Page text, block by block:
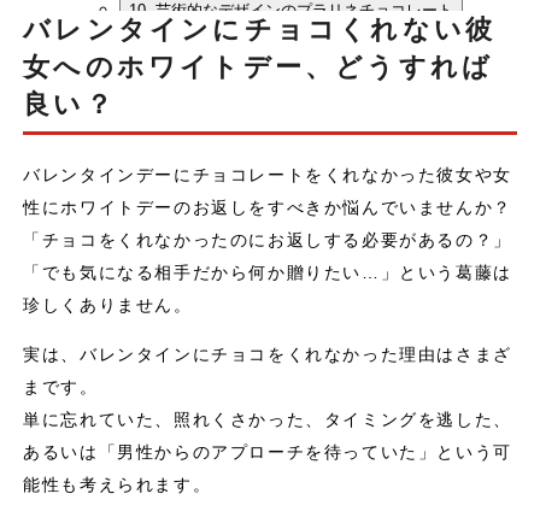
10. 芸術的なデザインのプラリネチョコレート
まとめ：チョコくれない彼女へのホワイトデーギフトで関係
を深めよう
バレンタインにチョコくれない彼
女へのホワイトデー、どうすれば
良い？
バレンタインデーにチョコレートをくれなかった彼女や女
性にホワイトデーのお返しをすべきか悩んでいませんか？
「チョコをくれなかったのにお返しする必要があるの？」
「でも気になる相手だから何か贈りたい…」という葛藤は
珍しくありません。
実は、バレンタインにチョコをくれなかった理由はさまざ
まです。
単に忘れていた、照れくさかった、タイミングを逃した、
あるいは「男性からのアプローチを待っていた」という可
能性も考えられます。